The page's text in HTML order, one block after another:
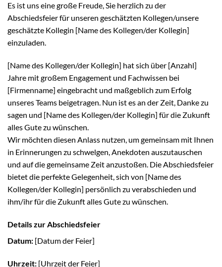
Es ist uns eine große Freude, Sie herzlich zu der
Abschiedsfeier für unseren geschätzten Kollegen/unsere
geschätzte Kollegin [Name des Kollegen/der Kollegin]
einzuladen.
[Name des Kollegen/der Kollegin] hat sich über [Anzahl]
Jahre mit großem Engagement und Fachwissen bei
[Firmenname] eingebracht und maßgeblich zum Erfolg
unseres Teams beigetragen. Nun ist es an der Zeit, Danke zu
sagen und [Name des Kollegen/der Kollegin] für die Zukunft
alles Gute zu wünschen.
Wir möchten diesen Anlass nutzen, um gemeinsam mit Ihnen
in Erinnerungen zu schwelgen, Anekdoten auszutauschen
und auf die gemeinsame Zeit anzustoßen. Die Abschiedsfeier
bietet die perfekte Gelegenheit, sich von [Name des
Kollegen/der Kollegin] persönlich zu verabschieden und
ihm/ihr für die Zukunft alles Gute zu wünschen.
Details zur Abschiedsfeier
Datum: [Datum der Feier]
Uhrzeit: [Uhrzeit der Feier]